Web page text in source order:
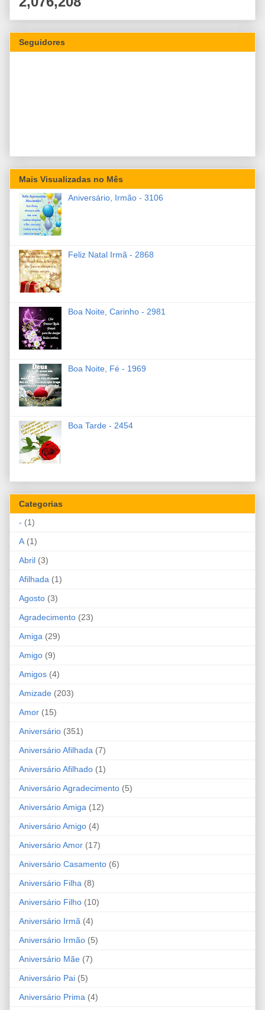
Seguidores
Mais Visualizadas no Mês
Aniversário, Irmão - 3106
Feliz Natal Irmã - 2868
Boa Noite, Carinho - 2981
Boa Noite, Fé - 1969
Boa Tarde - 2454
Categorias
- (1)
A (1)
Abril (3)
Afilhada (1)
Agosto (3)
Agradecimento (23)
Amiga (29)
Amigo (9)
Amigos (4)
Amizade (203)
Amor (15)
Aniversário (351)
Aniversário Afilhada (7)
Aniversário Afilhado (1)
Aniversário Agradecimento (5)
Aniversário Amiga (12)
Aniversário Amigo (4)
Aniversário Amor (17)
Aniversário Casamento (6)
Aniversário Filha (8)
Aniversário Filho (10)
Aniversário Irmã (4)
Aniversário Irmão (5)
Aniversário Mãe (7)
Aniversário Pai (5)
Aniversário Prima (4)